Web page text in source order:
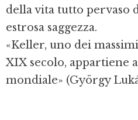
della vita tutto pervaso
estrosa saggezza.
«Keller, uno dei
XIX secolo, appartiene
mondiale» (György